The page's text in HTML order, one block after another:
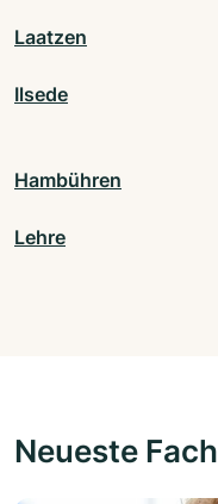
Laatzen
Ilsede
Hambühren
Lehre
Neueste